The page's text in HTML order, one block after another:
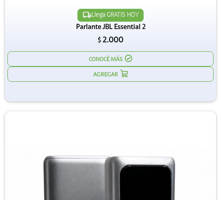
Llega GRATIS HOY
Parlante JBL Essential 2
$ 2.000
CONOCÉ MÁS